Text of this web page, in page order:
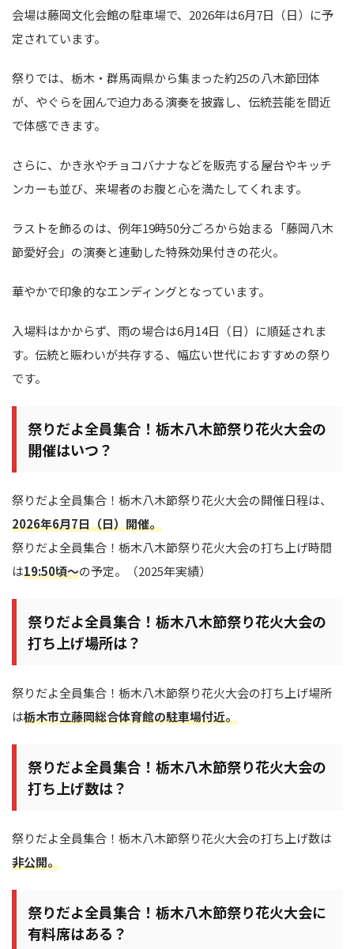
会場は藤岡文化会館の駐車場で、2026年は6月7日（日）に予
定されています。
祭りでは、栃木・群馬両県から集まった約25の八木節団体
が、やぐらを囲んで迫力ある演奏を披露し、伝統芸能を間近
で体感できます。
さらに、かき氷やチョコバナナなどを販売する屋台やキッチ
ンカーも並び、来場者のお腹と心を満たしてくれます。
ラストを飾るのは、例年19時50分ごろから始まる「藤岡八木
節愛好会」の演奏と連動した特殊効果付きの花火。
華やかで印象的なエンディングとなっています。
入場料はかからず、雨の場合は6月14日（日）に順延されま
す。伝統と賑わいが共存する、幅広い世代におすすめの祭り
です。
祭りだよ全員集合！栃木八木節祭り花火大会の
開催はいつ？
祭りだよ全員集合！栃木八木節祭り花火大会の開催日程は、
2026年6月7日（日）開催。
祭りだよ全員集合！栃木八木節祭り花火大会の打ち上げ時間
は19:50頃～の予定。（2025年実績）
祭りだよ全員集合！栃木八木節祭り花火大会の
打ち上げ場所は？
祭りだよ全員集合！栃木八木節祭り花火大会の打ち上げ場所
は栃木市立藤岡総合体育館の駐車場付近。
祭りだよ全員集合！栃木八木節祭り花火大会の
打ち上げ数は？
祭りだよ全員集合！栃木八木節祭り花火大会の打ち上げ数は
非公開。
祭りだよ全員集合！栃木八木節祭り花火大会に
有料席はある？